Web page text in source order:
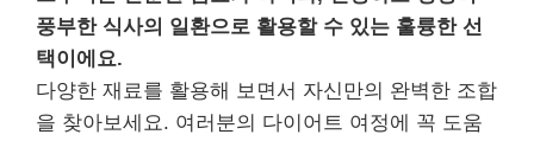
풍부한 식사의 일환으로 활용할 수 있는 훌륭한 선
택이에요.
다양한 재료를 활용해 보면서 자신만의 완벽한 조합
을 찾아보세요. 여러분의 다이어트 여정에 꼭 도움